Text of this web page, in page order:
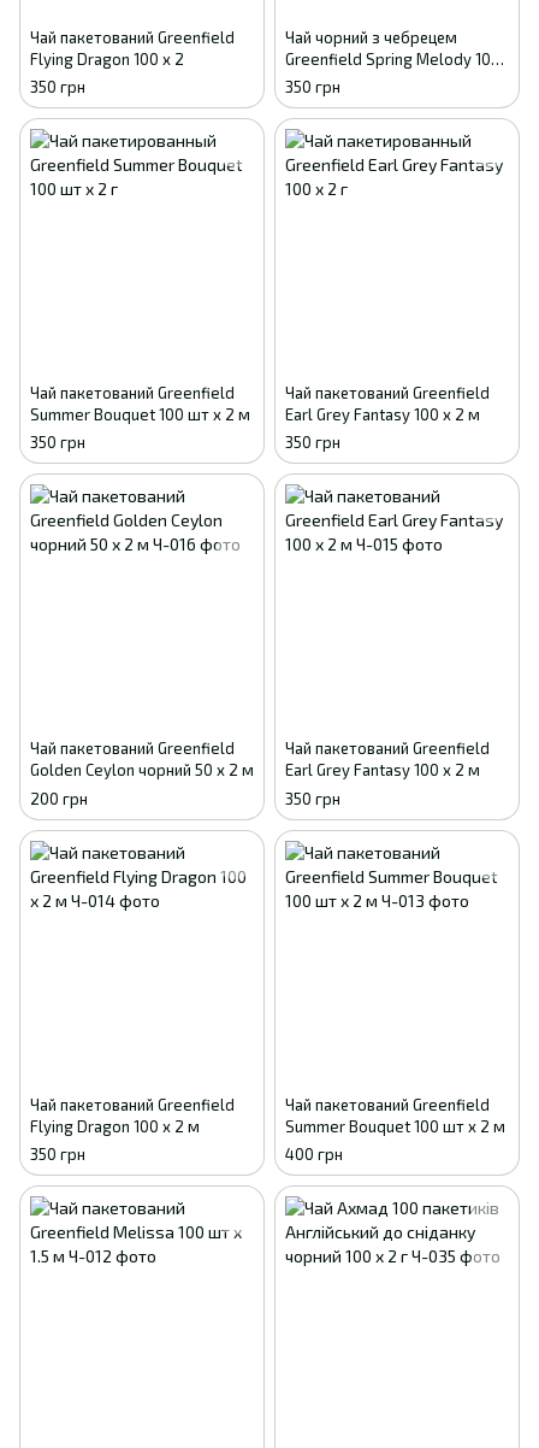
Чай пакетований Greenfield
Flying Dragon 100 х 2
350 грн
Чай чорний з чебрецем
Greenfield Spring Melody 100
пак. м/у HoReCa
350 грн
Чай пакетований Greenfield
Summer Bouquet 100 шт х 2 м
350 грн
Чай пакетований Greenfield
Earl Grey Fantasy 100 х 2 м
350 грн
Чай пакетований Greenfield
Golden Ceylon чорний 50 х 2 м
200 грн
Чай пакетований Greenfield
Earl Grey Fantasy 100 х 2 м
350 грн
Чай пакетований Greenfield
Flying Dragon 100 х 2 м
350 грн
Чай пакетований Greenfield
Summer Bouquet 100 шт х 2 м
400 грн